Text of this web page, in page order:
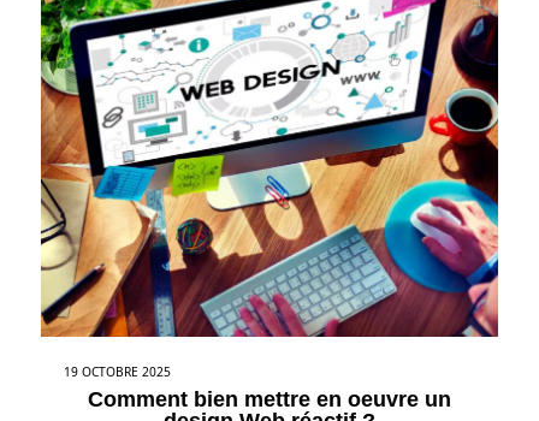
19 OCTOBRE 2025
Comment bien mettre en oeuvre un